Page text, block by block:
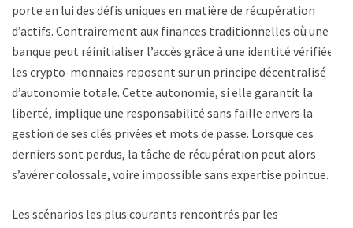
porte en lui des défis uniques en matière de récupération
d’actifs. Contrairement aux finances traditionnelles où une
banque peut réinitialiser l’accès grâce à une identité vérifiée,
les crypto-monnaies reposent sur un principe décentralisé
d’autonomie totale. Cette autonomie, si elle garantit la
liberté, implique une responsabilité sans faille envers la
gestion de ses clés privées et mots de passe. Lorsque ces
derniers sont perdus, la tâche de récupération peut alors
s’avérer colossale, voire impossible sans expertise pointue.
Les scénarios les plus courants rencontrés par les